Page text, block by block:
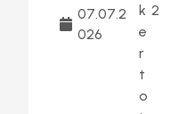
07.07.2
026
k
e
r
t
o
2